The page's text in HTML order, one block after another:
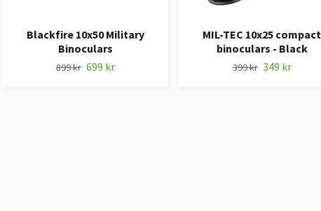
Blackfire 10x50 Military
Binoculars
899 kr 699 kr
MIL-TEC 10x25 compact
binoculars - Black
399 kr 349 kr